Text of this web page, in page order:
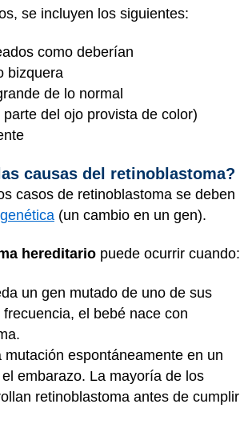
se incluyen los siguientes:
como deberían
bizquera
de lo normal
del ojo provista de color)
causas del retinoblastoma?
casos de retinoblastoma se deben
(un cambio en un gen).
hereditario puede ocurrir cuando:
un gen mutado de uno de sus
el bebé nace con
mutación espontáneamente en un
embarazo. La mayoría de los
retinoblastoma antes de cumplir